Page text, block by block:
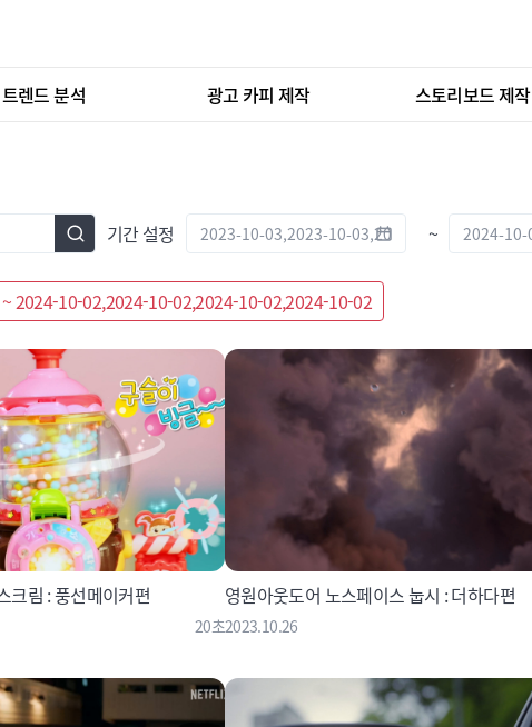
트렌드 분석 광고 카피 제작 스토리보드 제작
기간 설정 ~
2024-10-02,2024-10-02,2024-10-02,2024-10-02
크림 : 풍선메이커편
20초
영원아웃도어 노스페이스 눕시 : 더하다편
2023.10.26